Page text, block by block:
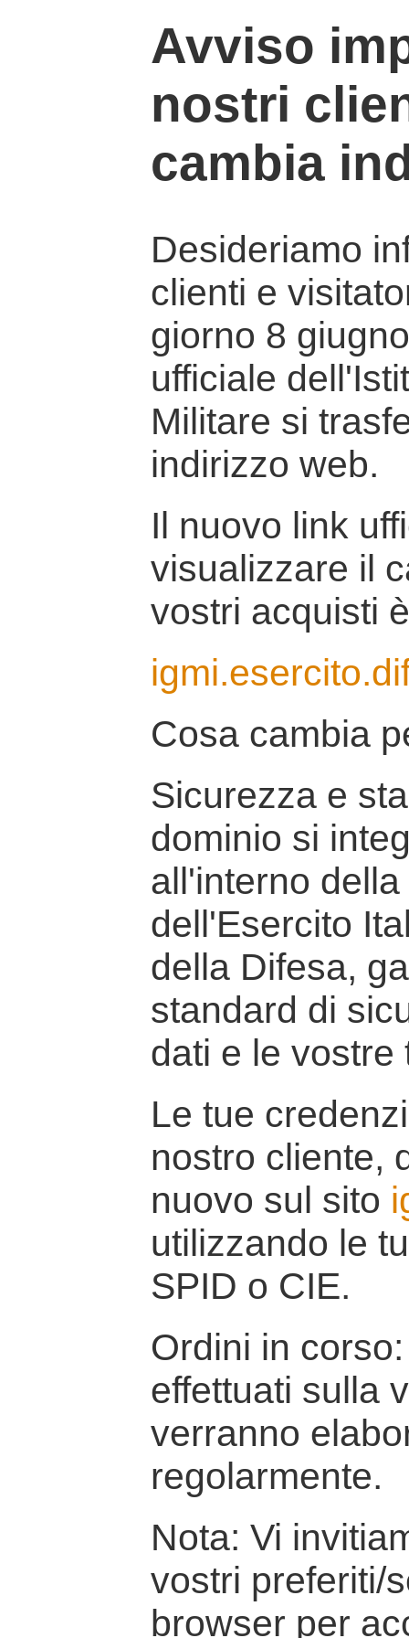
Avviso
nostri
cambia
Desideriamo
clienti e
giorno 8
ufficiale
Militare si
indirizzo web.
Il nuovo link
visualizzare il
vostri acquisti
Cosa cambia
Sicurezza e
dominio si
all'interno
dell'Esercito
della Difesa,
standard di
dati e le vostre
Le tue
nostro cliente,
nuovo sul sito
utilizzando le
SPID o CIE.
Ordini in
effettuati sulla
verranno
regolarmente.
Nota: Vi
vostri preferiti/
browser per